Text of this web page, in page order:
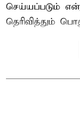
செய்யப்படும்
தெரிவித்தும்